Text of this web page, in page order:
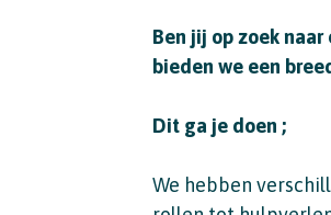
Ben jij op zoek
bieden we een
Dit ga je doen ;
We hebben